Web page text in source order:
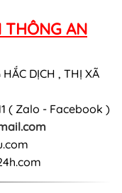
THÔNG AN
HẮC DỊCH , THỊ XÃ
( Zalo - Facebook )